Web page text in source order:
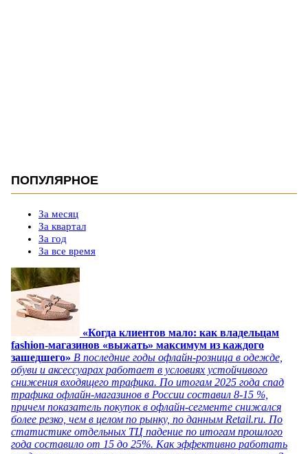
ПОПУЛЯРНОЕ
За месяц
За квартал
За год
За все время
«Когда клиентов мало: как владельцам
fashion-магазинов «выжать» максимум из каждого
зашедшего» В последние годы офлайн-розница в одежде,
обуви и аксессуарах работает в условиях устойчивого
снижения входящего трафика. По итогам 2025 года спад
трафика офлайн-магазинов в России составил 8-15 %,
причем показатель покупок в офлайн-сегменте снижался
более резко, чем в целом по рынку, по данным Retail.ru. По
статистике отдельных ТЦ падение по итогам прошлого
года составило от 15 до 25%. Как эффективно работать